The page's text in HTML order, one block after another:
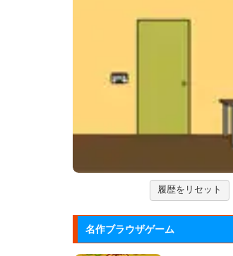
ごころを、君に」を
「アルカノイド」の
ズーキーパー2
履歴をリセット
名作ブラウザゲーム